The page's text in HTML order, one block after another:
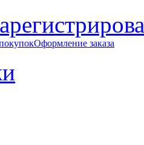
Оформление заказа